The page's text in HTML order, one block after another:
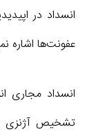
انسداد در
عفونت‌ها اشاره
انسداد مجاری
تشخیص آژنزی